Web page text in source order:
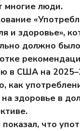
многие люди.
и здоровье»,
должно
в США на
как
на здоровье в
что